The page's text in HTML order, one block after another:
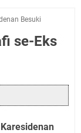
Besuki
se-Eks